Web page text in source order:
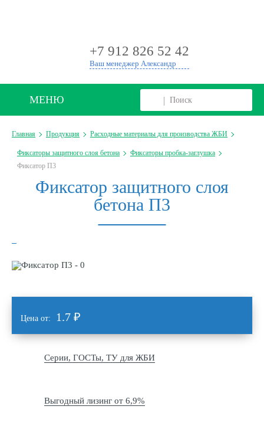
+7 912 826 52 42
Ваш менеджер Александр
МЕНЮ
Главная Продукция Расходные материалы для производства ЖБИ
Фиксаторы защитного слоя бетона
Фиксаторы пробка-заглушка
Фиксатор П3
Фиксатор защитного слоя
бетона П3
Цена от: 1.7 ₽
Серии, ГОСТы, ТУ для ЖБИ
Выгодный лизинг от 6,9%